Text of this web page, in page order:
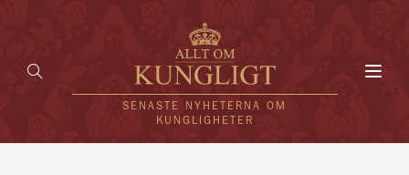
SENASTE NYHETERNA OM
KUNGLIGHETER